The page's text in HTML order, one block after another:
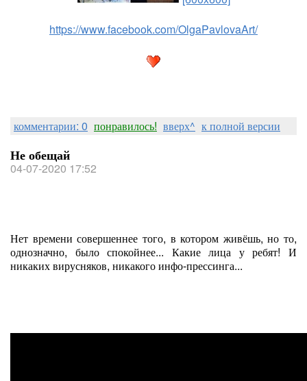
https://www.facebook.com/OlgaPavlovaArt/
комментарии: 0 понравилось! вверх^ к полной версии
Не обещай
04-07-2020 17:52
Нет времени совершеннее того, в котором живёшь, но то,
однозначно, было спокойнее... Какие лица у ребят! И
никаких вирусняков, никакого инфо-прессинга...